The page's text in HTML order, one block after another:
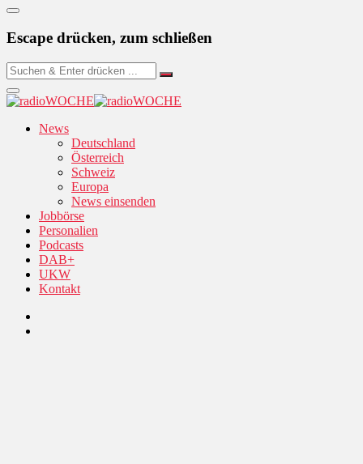
Escape drücken, zum schließen
News
Deutschland
Österreich
Schweiz
Europa
News einsenden
Jobbörse
Personalien
Podcasts
DAB+
UKW
Kontakt